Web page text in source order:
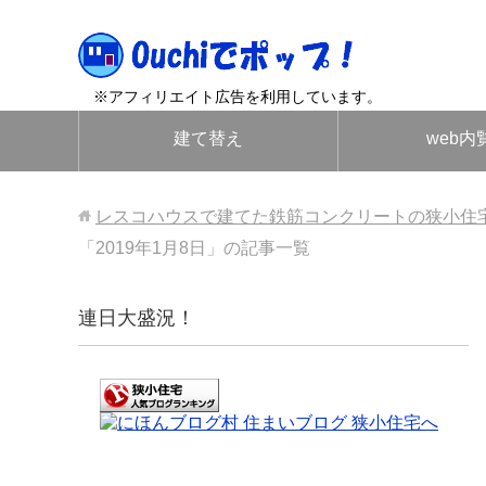
※アフィリエイト広告を利用しています。
建て替え web内
レスコハウスで建てた鉄筋コンクリートの狭小住
「2019年1月8日」の記事一覧
連日大盛況！